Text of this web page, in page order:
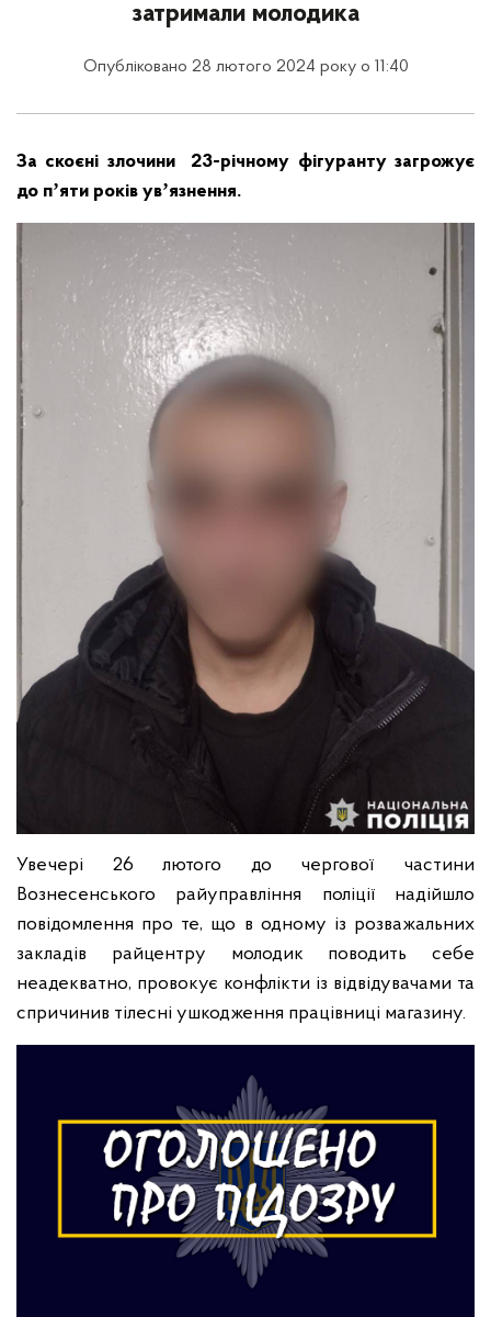
затримали молодика
Опубліковано 28 лютого 2024 року о 11:40
За скоєні злочини 23-річному фігуранту загрожує
до пʼяти років увʼязнення.
Увечері 26 лютого до чергової частини
Вознесенського райуправління поліції надійшло
повідомлення про те, що в одному із розважальних
закладів райцентру молодик поводить себе
неадекватно, провокує конфлікти із відвідувачами та
спричинив тілесні ушкодження працівниці магазину.